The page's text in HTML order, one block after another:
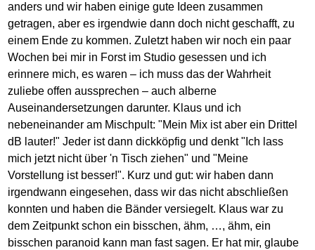
anders und wir haben einige gute Ideen zusammen
getragen, aber es irgendwie dann doch nicht geschafft, zu
einem Ende zu kommen. Zuletzt haben wir noch ein paar
Wochen bei mir in Forst im Studio gesessen und ich
erinnere mich, es waren – ich muss das der Wahrheit
zuliebe offen aussprechen – auch alberne
Auseinandersetzungen darunter. Klaus und ich
nebeneinander am Mischpult: "Mein Mix ist aber ein Drittel
dB lauter!" Jeder ist dann dickköpfig und denkt "Ich lass
mich jetzt nicht über 'n Tisch ziehen" und "Meine
Vorstellung ist besser!". Kurz und gut: wir haben dann
irgendwann eingesehen, dass wir das nicht abschließen
konnten und haben die Bänder versiegelt. Klaus war zu
dem Zeitpunkt schon ein bisschen, ähm, …, ähm, ein
bisschen paranoid kann man fast sagen. Er hat mir, glaube